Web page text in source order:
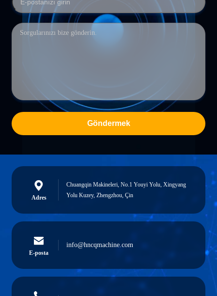
Göndermek
Adres
Chuangqin Makineleri, No.1 Youyi Yolu, Xingyang
Yolu Kuzey, Zhengzhou, Çin
E-posta
info@hncqmachine.com